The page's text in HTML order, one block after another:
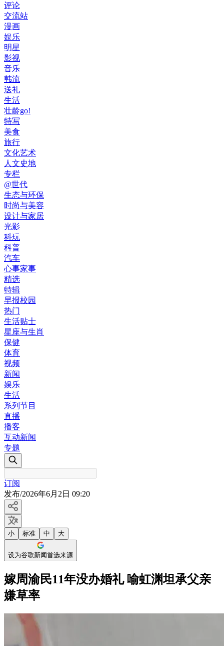
评论
交流站
漫画
娱乐
明星
影视
音乐
韩流
送礼
生活
壮龄go!
特写
美食
旅行
文化艺术
人文史地
专栏
@世代
生态与环保
时尚与美容
设计与家居
光影
科玩
科普
汽车
心事家事
精选
特辑
早报校园
热门
生活贴士
星座与生肖
保健
体育
视频
新闻
娱乐
生活
系列节目
直播
播客
互动新闻
专题
订阅
发布/2026年6月2日 09:20
小 标准 中 大
设为谷歌新闻首选来源
嫁周渝民11年没办婚礼 喻虹渊坦承父亲
嫌草率